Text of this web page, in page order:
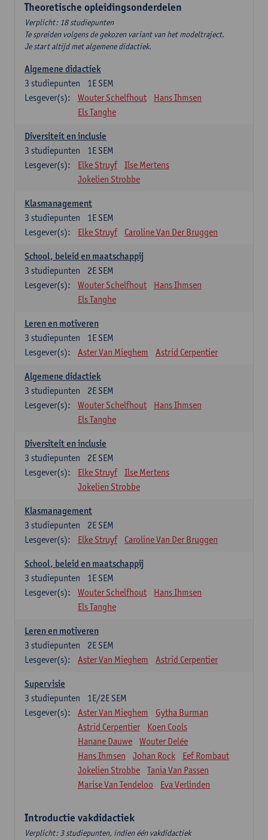
Theoretische opleidingsonderdelen
Verplicht: 18 studiepunten
Te spreiden volgens de gekozen variant van het modeltraject.
Je start altijd met algemene didactiek.
Algemene didactiek
1E SEM
3 studiepunten
Lesgever(s):
Wouter Schelfhout
Hans Ihmsen
Els Tanghe
Diversiteit en inclusie
1E SEM
3 studiepunten
Lesgever(s):
Elke Struyf
Ilse Mertens
Jokelien Strobbe
Klasmanagement
1E SEM
3 studiepunten
Lesgever(s):
Elke Struyf Caroline Van Der Bruggen
School, beleid en maatschappij
2E SEM
3 studiepunten
Lesgever(s):
Wouter Schelfhout
Hans Ihmsen
Els Tanghe
Leren en motiveren
1E SEM
3 studiepunten
Lesgever(s):
Aster Van Mieghem Astrid Cerpentier
Algemene didactiek
2E SEM
3 studiepunten
Lesgever(s):
Wouter Schelfhout
Hans Ihmsen
Els Tanghe
Diversiteit en inclusie
2E SEM
3 studiepunten
Lesgever(s):
Elke Struyf
Ilse Mertens
Jokelien Strobbe
Klasmanagement
2E SEM
3 studiepunten
Lesgever(s):
Elke Struyf Caroline Van Der Bruggen
School, beleid en maatschappij
1E SEM
3 studiepunten
Lesgever(s):
Wouter Schelfhout
Hans Ihmsen
Els Tanghe
Leren en motiveren
2E SEM
3 studiepunten
Lesgever(s):
Aster Van Mieghem Astrid Cerpentier
Supervisie
1E/2E SEM
3 studiepunten
Lesgever(s):
Aster Van Mieghem
Gytha Burman
Astrid Cerpentier
Koen Cools
Hanane Dauwe
Wouter Delée
Hans Ihmsen
Johan Rock
Eef Rombaut
Jokelien Strobbe
Tania Van Passen
Marise Van Tendeloo
Eva Verlinden
Introductie vakdidactiek
Verplicht: 3 studiepunten, indien één vakdidactiek